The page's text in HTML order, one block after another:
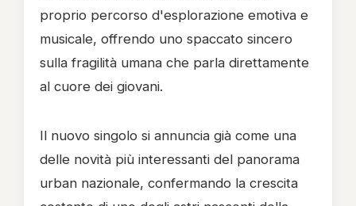
proprio percorso d'esplorazione emotiva e
musicale, offrendo uno spaccato sincero
sulla fragilità umana che parla direttamente
al cuore dei giovani.
Il nuovo singolo si annuncia già come una
delle novità più interessanti del panorama
urban nazionale, confermando la crescita